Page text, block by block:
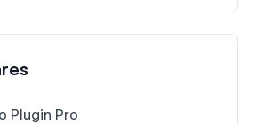
Plugin Pro